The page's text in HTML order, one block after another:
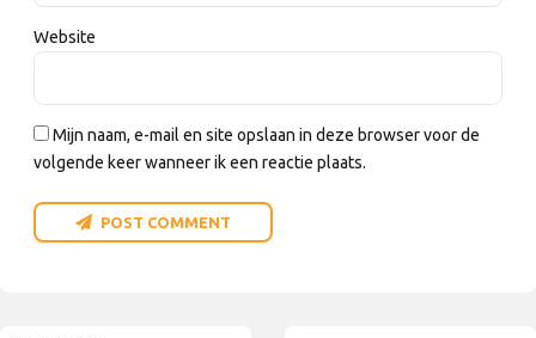
Website
Mijn naam, e-mail en site opslaan in deze browser voor de
volgende keer wanneer ik een reactie plaats.
POST COMMENT